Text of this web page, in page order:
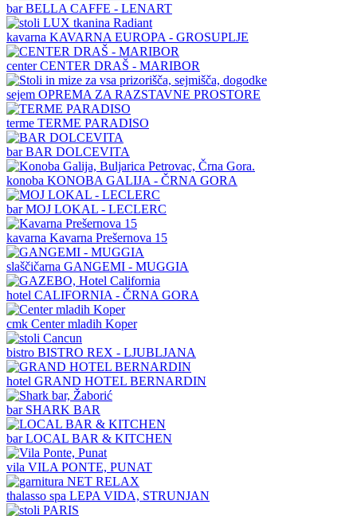
barBELLA CAFFE - LENART
kavarna KAVARNA EUROPA - GROSUPLJE
centerCENTER DRAŠ - MARIBOR
sejem OPREMA ZA RAZSTAVNE PROSTORE
terme TERME PARADISO
barBAR DOLCEVITA
konoba KONOBA GALIJA - ČRNA GORA
barMOJ LOKAL - LECLERC
kavarna Kavarna Prešernova 15
slaščičarna GANGEMI - MUGGIA
hotel CALIFORNIA - ČRNA GORA
cmk Center mladih Koper
bistro BISTRO REX - LJUBLJANA
hotel GRAND HOTEL BERNARDIN
bar SHARK BAR
barLOCAL BAR & KITCHEN
vila VILA PONTE, PUNAT
thalasso spa LEPA VIDA, STRUNJAN